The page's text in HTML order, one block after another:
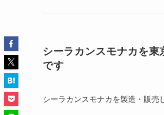
シーラカンスモナカを東
です
シーラカンスモナカを製造・販売